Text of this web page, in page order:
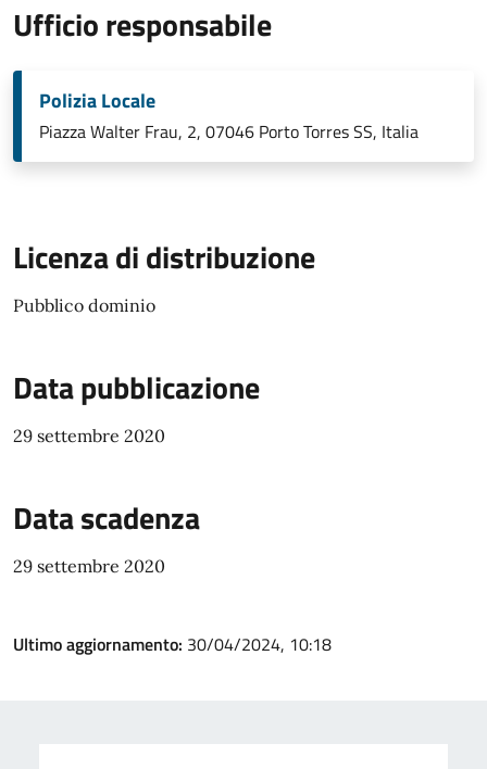
Ufficio responsabile
Polizia Locale
Piazza Walter Frau, 2, 07046 Porto Torres SS, Italia
Licenza di distribuzione
Pubblico dominio
Data pubblicazione
29 settembre 2020
Data scadenza
29 settembre 2020
Ultimo aggiornamento: 30/04/2024, 10:18